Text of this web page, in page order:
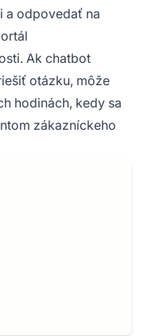
a odpovedať na
Ak chatbot
otázku, môže
hodinách, kedy sa
zákazníckeho